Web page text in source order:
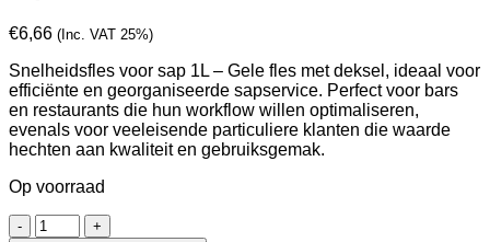
€6,66 (Inc. VAT 25%)
Snelheidsfles voor sap 1L – Gele fles met deksel, ideaal voor
efficiënte en georganiseerde sapservice. Perfect voor bars
en restaurants die hun workflow willen optimaliseren,
evenals voor veeleisende particuliere klanten die waarde
hechten aan kwaliteit en gebruiksgemak.
Op voorraad
Snelgietfles